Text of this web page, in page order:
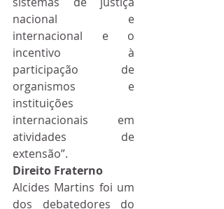
nacional e
internacional e o
incentivo à
participação de
organismos e
instituições
internacionais em
atividades de
extensão”.
Direito Fraterno
Alcides Martins foi um
dos debatedores do